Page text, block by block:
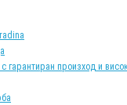
гарантиран произход и